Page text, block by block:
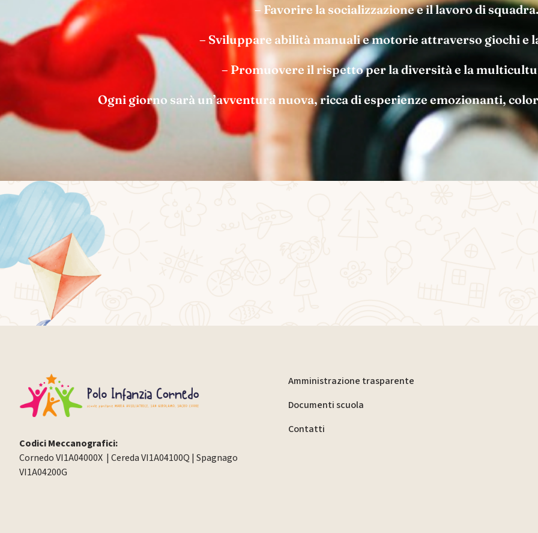
– Favorire la socializzazione e il lavoro di squadra.
– Sviluppare abilità manuali e motorie attraverso giochi e
– Promuovere il rispetto per la diversità e la
Ogni giorno sarà un’avventura nuova, ricca di esperienze emozionanti,
Codici Meccanografici:
Cornedo VI1A04000X | Cereda VI1A04100Q | Spagnago
VI1A04200G
Amministrazione trasparente
Documenti scuola
Contatti